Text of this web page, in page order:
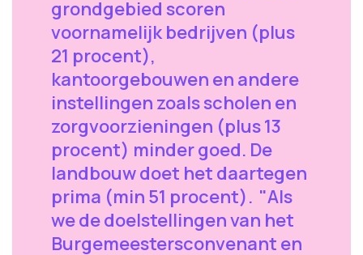
grondgebied scoren
voornamelijk bedrijven (plus
21 procent),
kantoorgebouwen en andere
instellingen zoals scholen en
zorgvoorzieningen (plus 13
procent) minder goed. De
landbouw doet het daartegen
prima (min 51 procent). "Als
we de doelstellingen van het
Burgemeestersconvenant en